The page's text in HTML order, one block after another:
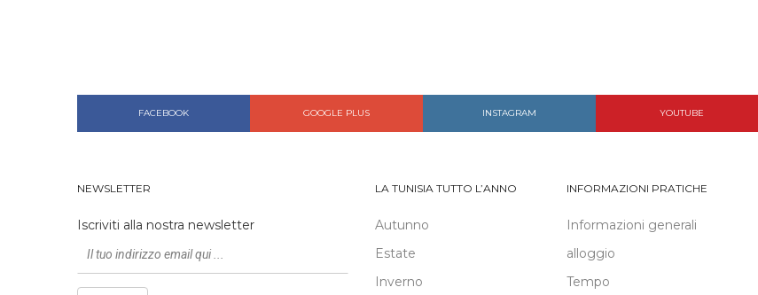
FACEBOOK GOOGLE PLUS INSTAGRAM YOUTUBE
NEWSLETTER
Iscriviti alla nostra newsletter
LA TUNISIA TUTTO L’ANNO
Autunno
Estate
Inverno
INFORMAZIONI PRATICHE
Informazioni generali
alloggio
Tempo